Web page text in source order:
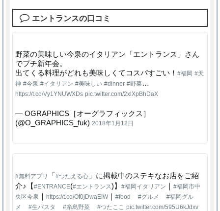
エントランスの口コミ
野菜の美味しい今泉のイタリアン「エントランス」さん
でプチ新年会。
出てくる料理がどれも美味しくてコスパすごい！#福岡 #天
神 #今泉 #イタリアン #美味しい #dinner #野菜…
https://t.co/Vy1YNUWXDs pic.twitter.com/2xlXpBhDaX
— OGRAPHICS［オーグラフィックス］
(@O_GRAPHICS_fuk) 2018年1月12日
#無料アプリ 「#つたえる心 」に掲載中のステキなお店をご紹
介♪【#ENTRANCE(#エントランス)】#福岡イタリアン ｜#福岡市中
央区今泉 ｜https://t.co/Of0jDwaEIW ｜#food #グルメ
#福岡グル
メ
#生パスタ #糸島野菜 #つたここ pic.twitter.com/595U6kJdxv